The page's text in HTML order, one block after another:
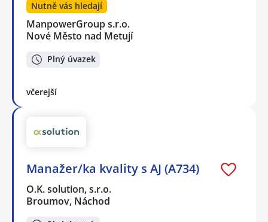
Nutně vás hledají
ManpowerGroup s.r.o.
Nové Město nad Metují
Plný úvazek
včerejší
Manažer/ka kvality s AJ (A734)
O.K. solution, s.r.o.
Broumov, Náchod